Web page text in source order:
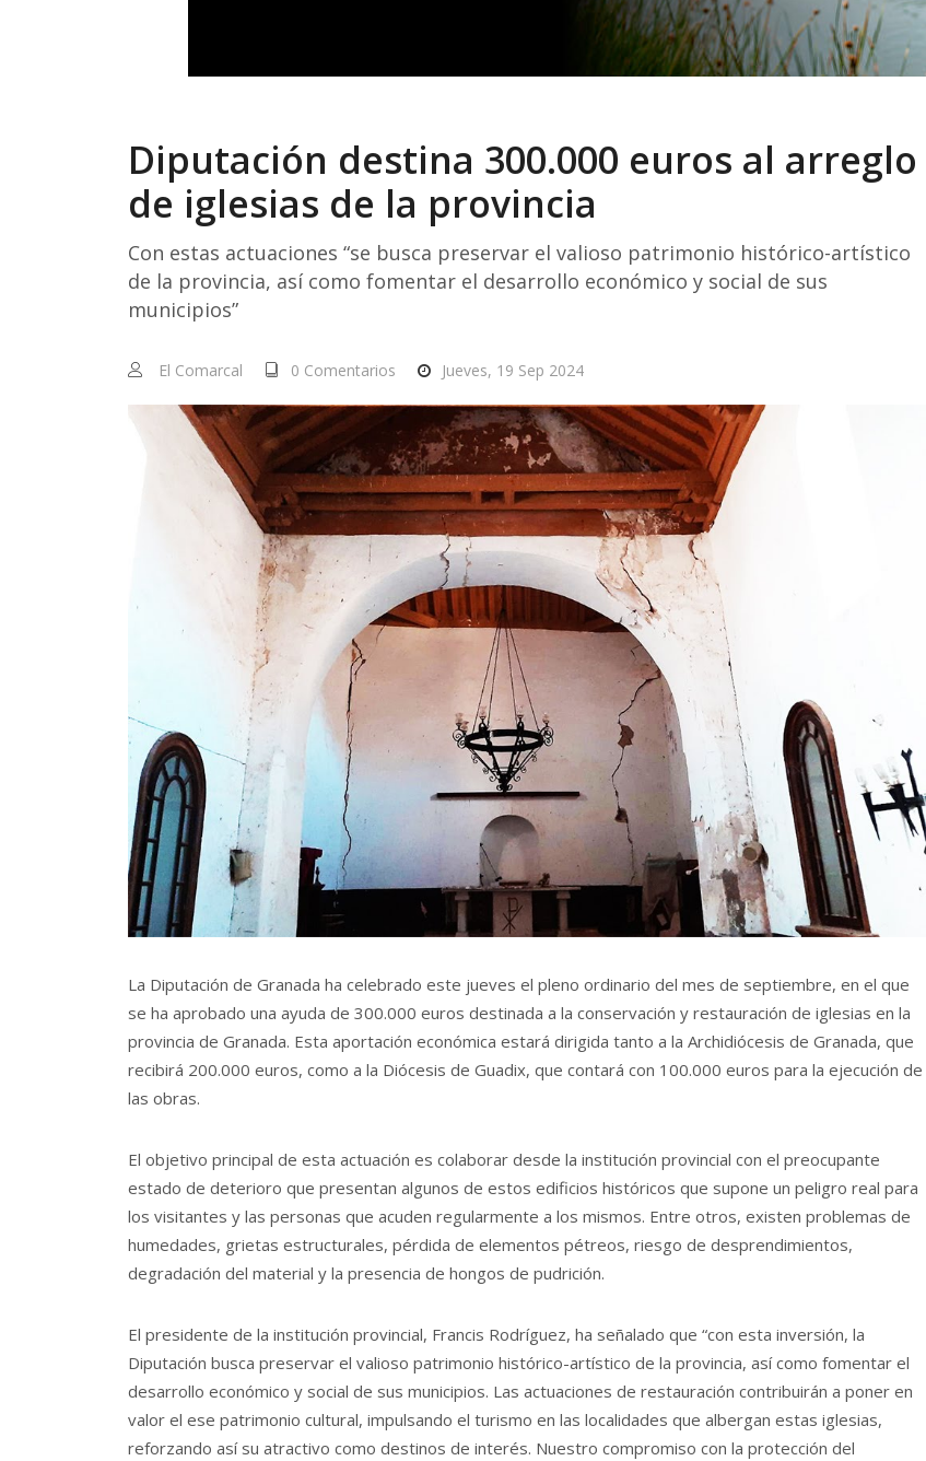
Diputación destina 300.000 euros al arreglo
de iglesias de la provincia
Con estas actuaciones “se busca preservar el valioso patrimonio histórico-artístico
de la provincia, así como fomentar el desarrollo económico y social de sus
municipios”
El Comarcal 0 Comentarios Jueves, 19 Sep 2024
La Diputación de Granada ha celebrado este jueves el pleno ordinario del mes de septiembre, en el que
se ha aprobado una ayuda de 300.000 euros destinada a la conservación y restauración de iglesias en la
provincia de Granada. Esta aportación económica estará dirigida tanto a la Archidiócesis de Granada, que
recibirá 200.000 euros, como a la Diócesis de Guadix, que contará con 100.000 euros para la ejecución de
las obras.
El objetivo principal de esta actuación es colaborar desde la institución provincial con el preocupante
estado de deterioro que presentan algunos de estos edificios históricos que supone un peligro real para
los visitantes y las personas que acuden regularmente a los mismos. Entre otros, existen problemas de
humedades, grietas estructurales, pérdida de elementos pétreos, riesgo de desprendimientos,
degradación del material y la presencia de hongos de pudrición.
El presidente de la institución provincial, Francis Rodríguez, ha señalado que “con esta inversión, la
Diputación busca preservar el valioso patrimonio histórico-artístico de la provincia, así como fomentar el
desarrollo económico y social de sus municipios. Las actuaciones de restauración contribuirán a poner en
valor el ese patrimonio cultural, impulsando el turismo en las localidades que albergan estas iglesias,
reforzando así su atractivo como destinos de interés. Nuestro compromiso con la protección del